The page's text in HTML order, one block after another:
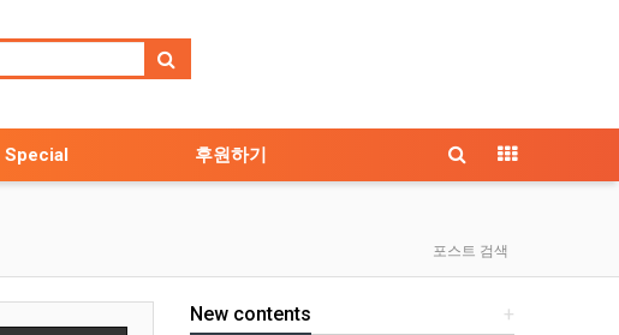
Special 후원하기
포스트 검색
+
New contents